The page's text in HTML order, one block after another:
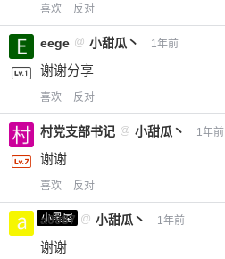
喜欢 反对
eege @ 小甜瓜丶 1年前
谢谢分享
喜欢 反对
村党支部书记 @ 小甜瓜丶 1年前
谢谢
喜欢 反对
小黑屋
a0987 @ 小甜瓜丶 1年前
谢谢